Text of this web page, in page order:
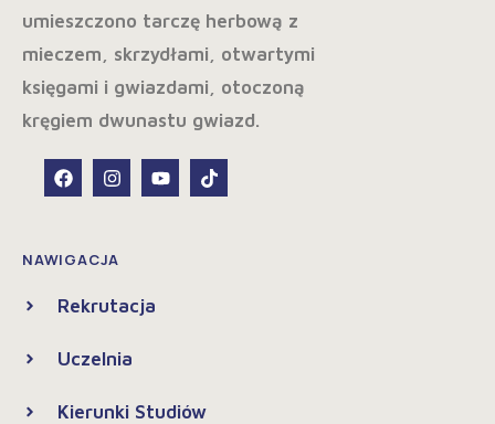
NAWIGACJA
Rekrutacja
Uczelnia
Kierunki Studiów